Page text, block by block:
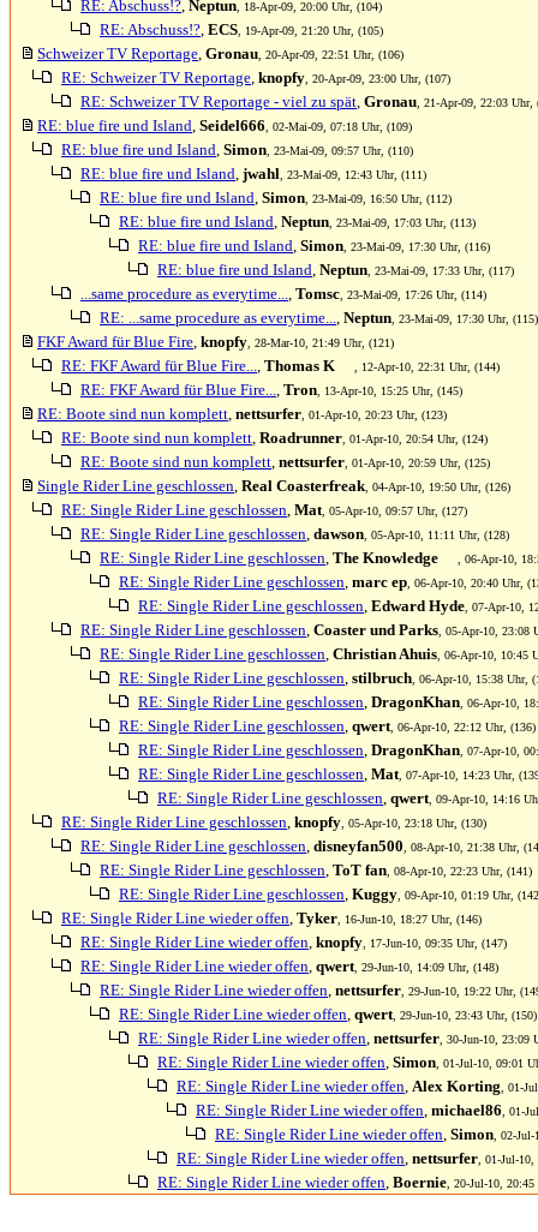
RE: Abschuss!?, Neptun , 18-Apr-09, 20:00 Uhr, (104)
RE: Abschuss!?, ECS , 19-Apr-09, 21:20 Uhr, (105)
Schweizer TV Reportage, Gronau , 20-Apr-09, 22:51 Uhr, (106)
RE: Schweizer TV Reportage, knopfy , 20-Apr-09, 23:00 Uhr, (107)
RE: Schweizer TV Reportage - viel zu spät, Gronau , 21-Apr-09, 22:03 Uhr,
RE: blue fire und Island, Seidel666 , 02-Mai-09, 07:18 Uhr, (109)
RE: blue fire und Island, Simon , 23-Mai-09, 09:57 Uhr, (110)
RE: blue fire und Island, jwahl , 23-Mai-09, 12:43 Uhr, (111)
RE: blue fire und Island, Simon , 23-Mai-09, 16:50 Uhr, (112)
RE: blue fire und Island, Neptun , 23-Mai-09, 17:03 Uhr, (113)
RE: blue fire und Island, Simon , 23-Mai-09, 17:30 Uhr, (116)
RE: blue fire und Island, Neptun , 23-Mai-09, 17:33 Uhr, (117)
...same procedure as everytime..., Tomsc , 23-Mai-09, 17:26 Uhr, (114)
RE: ...same procedure as everytime..., Neptun , 23-Mai-09, 17:30 Uhr, (115)
FKF Award für Blue Fire, knopfy , 28-Mar-10, 21:49 Uhr, (121)
RE: FKF Award für Blue Fire..., Thomas K , 12-Apr-10, 22:31 Uhr, (144)
RE: FKF Award für Blue Fire..., Tron , 13-Apr-10, 15:25 Uhr, (145)
RE: Boote sind nun komplett, nettsurfer , 01-Apr-10, 20:23 Uhr, (123)
RE: Boote sind nun komplett, Roadrunner , 01-Apr-10, 20:54 Uhr, (124)
RE: Boote sind nun komplett, nettsurfer , 01-Apr-10, 20:59 Uhr, (125)
Single Rider Line geschlossen, Real Coasterfreak , 04-Apr-10, 19:50 Uhr, (126)
RE: Single Rider Line geschlossen, Mat , 05-Apr-10, 09:57 Uhr, (127)
RE: Single Rider Line geschlossen, dawson , 05-Apr-10, 11:11 Uhr, (128)
RE: Single Rider Line geschlossen, The Knowledge , 06-Apr-10,
RE: Single Rider Line geschlossen, marc ep , 06-Apr-10, 20:40 Uhr,
RE: Single Rider Line geschlossen, Edward Hyde , 07-Apr-10,
RE: Single Rider Line geschlossen, Coaster und Parks , 05-Apr-10, 23:08
RE: Single Rider Line geschlossen, Christian Ahuis , 06-Apr-10, 10:45
RE: Single Rider Line geschlossen, stilbruch , 06-Apr-10, 15:38 Uhr,
RE: Single Rider Line geschlossen, DragonKhan , 06-Apr-10,
RE: Single Rider Line geschlossen, qwert , 06-Apr-10, 22:12 Uhr, (136)
RE: Single Rider Line geschlossen, DragonKhan , 07-Apr-10,
RE: Single Rider Line geschlossen, Mat , 07-Apr-10, 14:23 Uhr,
RE: Single Rider Line geschlossen, qwert , 09-Apr-10, 14:16
RE: Single Rider Line geschlossen, knopfy , 05-Apr-10, 23:18 Uhr, (130)
RE: Single Rider Line geschlossen, disneyfan500 , 08-Apr-10, 21:38 Uhr,
RE: Single Rider Line geschlossen, ToT fan , 08-Apr-10, 22:23 Uhr, (141)
RE: Single Rider Line geschlossen, Kuggy , 09-Apr-10, 01:19 Uhr,
RE: Single Rider Line wieder offen, Tyker , 16-Jun-10, 18:27 Uhr, (146)
RE: Single Rider Line wieder offen, knopfy , 17-Jun-10, 09:35 Uhr, (147)
RE: Single Rider Line wieder offen, qwert , 29-Jun-10, 14:09 Uhr, (148)
RE: Single Rider Line wieder offen, nettsurfer , 29-Jun-10, 19:22 Uhr,
RE: Single Rider Line wieder offen, qwert , 29-Jun-10, 23:43 Uhr, (150)
RE: Single Rider Line wieder offen, nettsurfer , 30-Jun-10, 23:09
RE: Single Rider Line wieder offen, Simon , 01-Jul-10, 09:01
RE: Single Rider Line wieder offen, Alex Korting , 01-
RE: Single Rider Line wieder offen, michael86 , 01-
RE: Single Rider Line wieder offen, Simon , 02-
RE: Single Rider Line wieder offen, nettsurfer , 01-Jul-
RE: Single Rider Line wieder offen, Boernie , 20-Jul-10,